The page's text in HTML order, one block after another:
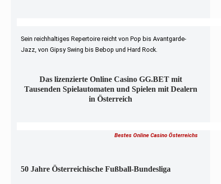
Sein reichhaltiges Repertoire reicht von Pop bis Avantgarde-
Jazz, von Gipsy Swing bis Bebop und Hard Rock.
Das lizenzierte Online Casino GG.BET mit
Tausenden Spielautomaten und Spielen mit Dealern
in Österreich
Bestes Online Casino Österreichs
50 Jahre Österreichische Fußball-Bundesliga